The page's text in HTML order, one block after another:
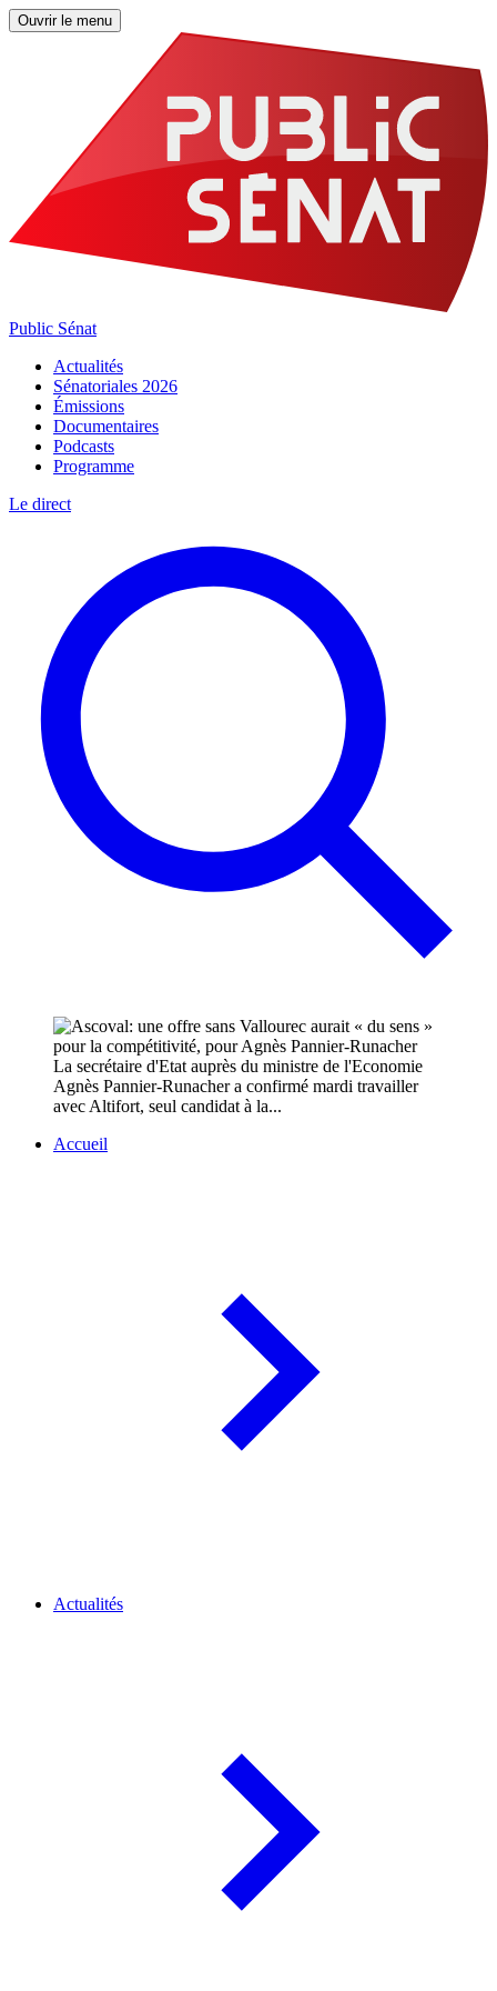
Ouvrir le menu
Public Sénat
Actualités
Sénatoriales 2026
Émissions
Documentaires
Podcasts
Programme
Le direct
La secrétaire d'Etat auprès du ministre de l'Economie
Agnès Pannier-Runacher a confirmé mardi travailler
avec Altifort, seul candidat à la...
Accueil
Actualités